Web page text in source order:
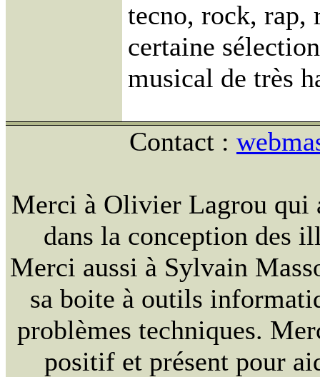
tecno, rock, rap,
certaine
musical de très
Contact :
Merci à Olivier Lagrou qui
dans la conception des
Merci aussi à Sylvain
sa boite à outils
problèmes techniques.
positif et présent pour